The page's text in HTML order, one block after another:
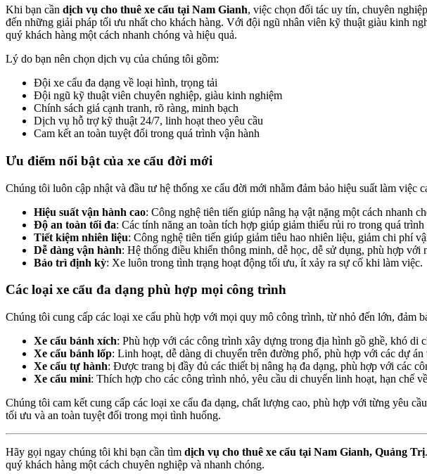
Khi bạn cần dịch vụ cho thuê xe cẩu tại Nam Gianh, việc chọn đối tác uy tín, chuyên
đến những giải pháp tối ưu nhất cho khách hàng. Với đội ngũ nhân viên kỹ thuật giàu kinh
quý khách hàng một cách nhanh chóng và hiệu quả.
Lý do bạn nên chọn dịch vụ của chúng tôi gồm:
Đội xe cẩu đa dạng về loại hình, trọng tải
Đội ngũ kỹ thuật viên chuyên nghiệp, giàu kinh nghiệm
Chính sách giá cạnh tranh, rõ ràng, minh bạch
Dịch vụ hỗ trợ kỹ thuật 24/7, linh hoạt theo yêu cầu
Cam kết an toàn tuyệt đối trong quá trình vận hành
Ưu điểm nổi bật của xe cẩu đời mới
Chúng tôi luôn cập nhật và đầu tư hệ thống xe cẩu đời mới nhằm đảm bảo hiệu suất làm
Hiệu suất vận hành cao: Công nghệ tiên tiến giúp nâng hạ vật nặng một cách nhanh
Độ an toàn tối đa: Các tính năng an toàn tích hợp giúp giảm thiểu rủi ro trong quá trình
Tiết kiệm nhiên liệu: Công nghệ tiên tiến giúp giảm tiêu hao nhiên liệu, giảm chi phí
Dễ dàng vận hành: Hệ thống điều khiển thông minh, dễ học, dễ sử dụng, phù hợp với
Bảo trì định kỳ: Xe luôn trong tình trạng hoạt động tối ưu, ít xảy ra sự cố khi làm việc.
Các loại xe cẩu đa dạng phù hợp mọi công trình
Chúng tôi cung cấp các loại xe cẩu phù hợp với mọi quy mô công trình, từ nhỏ đến lớn, đảm
Xe cẩu bánh xích: Phù hợp với các công trình xây dựng trong địa hình gồ ghề, khó di
Xe cẩu bánh lốp: Linh hoạt, dễ dàng di chuyển trên đường phố, phù hợp với các dự án
Xe cẩu tự hành: Được trang bị đầy đủ các thiết bị nâng hạ đa dạng, phù hợp với các
Xe cẩu mini: Thích hợp cho các công trình nhỏ, yêu cầu di chuyển linh hoạt, hạn chế
Chúng tôi cam kết cung cấp các loại xe cẩu đa dạng, chất lượng cao, phù hợp với từng yêu
tối ưu và an toàn tuyệt đối trong mọi tình huống.
Hãy gọi ngay chúng tôi khi bạn cần tìm dịch vụ cho thuê xe cẩu tại Nam Gianh, Quảng Trị
quý khách hàng một cách chuyên nghiệp và nhanh chóng.